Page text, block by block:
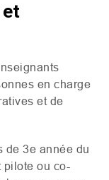
en charge
et de
de 3e année du
pilote ou co-